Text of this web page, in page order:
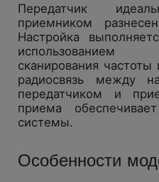
Передатчик
приемником
Настройка
сканирования
радиосвязь между
передатчиком и
приема
системы.
Особенности